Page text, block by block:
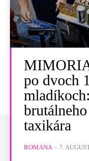
po dvoch
taxikára
ROMANA - 7.